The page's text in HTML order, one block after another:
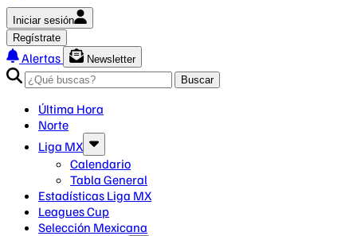
Iniciar sesión
Regístrate
Alertas
Newsletter
Buscar
Última Hora
Norte
Liga MX
Calendario
Tabla General
Estadísticas Liga MX
Leagues Cup
Selección Mexicana